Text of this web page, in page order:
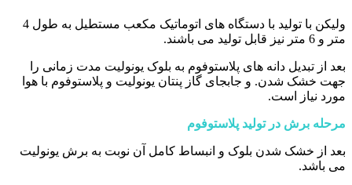
ولیکن با تولید با دستگاه های اتوماتیک مکعب مستطیل به طول 4
متر و 6 متر نیز قابل تولید می باشند.
بعد از تبدیل دانه های پلاستوفوم به بلوک یونولیت مدت زمانی را
جهت خشک شدن. و جابجای گاز پنتان یونولیت و پلاستوفوم با هوا
مورد نیاز است.
مرحله برش در تولید پلاستوفوم
بعد از خشک شدن بلوک و انبساط کامل آن نوبت به برش یونولیت
می باشد.